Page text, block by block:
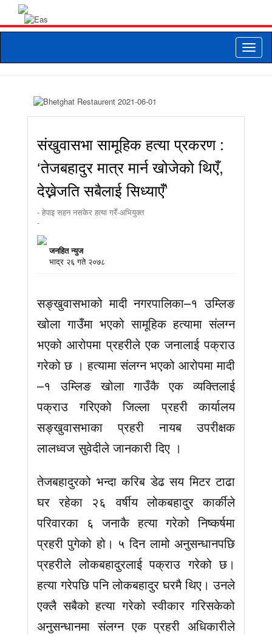
Toggle
संखुवासभा सामूहिक हत्या प्रकरण :
‘तेजबहादुर मात्र मार्न खोजेको थिएँ,
देख्नेजति सबैलाई सिध्याएँ’
- हेपाइ सहन नसकेर हत्या गरेँ-अभियुक्त
-
जनहित न्युज
भाद्र २६ गते २०७८
सङ्खुवासभाको मादी नगरपालिका–१ उम्लिङ
खोला गाउँमा भएको सामूहिक हत्यामा संलग्न
भएको आरोपमा प्रहरीले एक जनालाई पक्राउ
गरेको छ । हत्यामा संलग्न भएको आरोपमा मादी
–१ उम्लिङ खोला गाउँकै एक व्यक्तिलाई
पक्राउ गरिएको जिल्ला प्रहरी कार्यालय
सङ्खुवासभाका प्रहरी नायब उपरीक्षक
लालध्वज सुवेदीले जानकारी दिए ।
तेजबहादुरको भन्दा करिब डेढ सय मिटर टाढा
घर रहेका २६ वर्षीय लोकबहादुर कार्कीले
परिवारका ६ जनाकै हत्या गरेको निष्कर्षमा
प्रहरी पुगेको हो। ५ दिन लामो अनुसन्धानपछि
प्रहरीले लोकबहादुरलाई पक्राउ गरेको छ।
हत्या गरेपछि पनि लोकबहादुर घरमै थिए। उनले
एक्लै सबैको हत्या गरेको स्वीकार गरिसकेको
अनुसन्धानमा संलग्न एक प्रहरी अधिकारीले